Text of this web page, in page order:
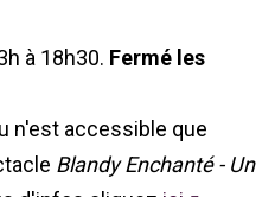
à 18h30. Fermé les
n'est accessible que
Blandy Enchanté - Un